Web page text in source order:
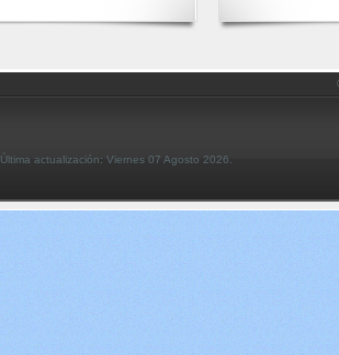
Última actualización: Viernes 07 Agosto 2026.